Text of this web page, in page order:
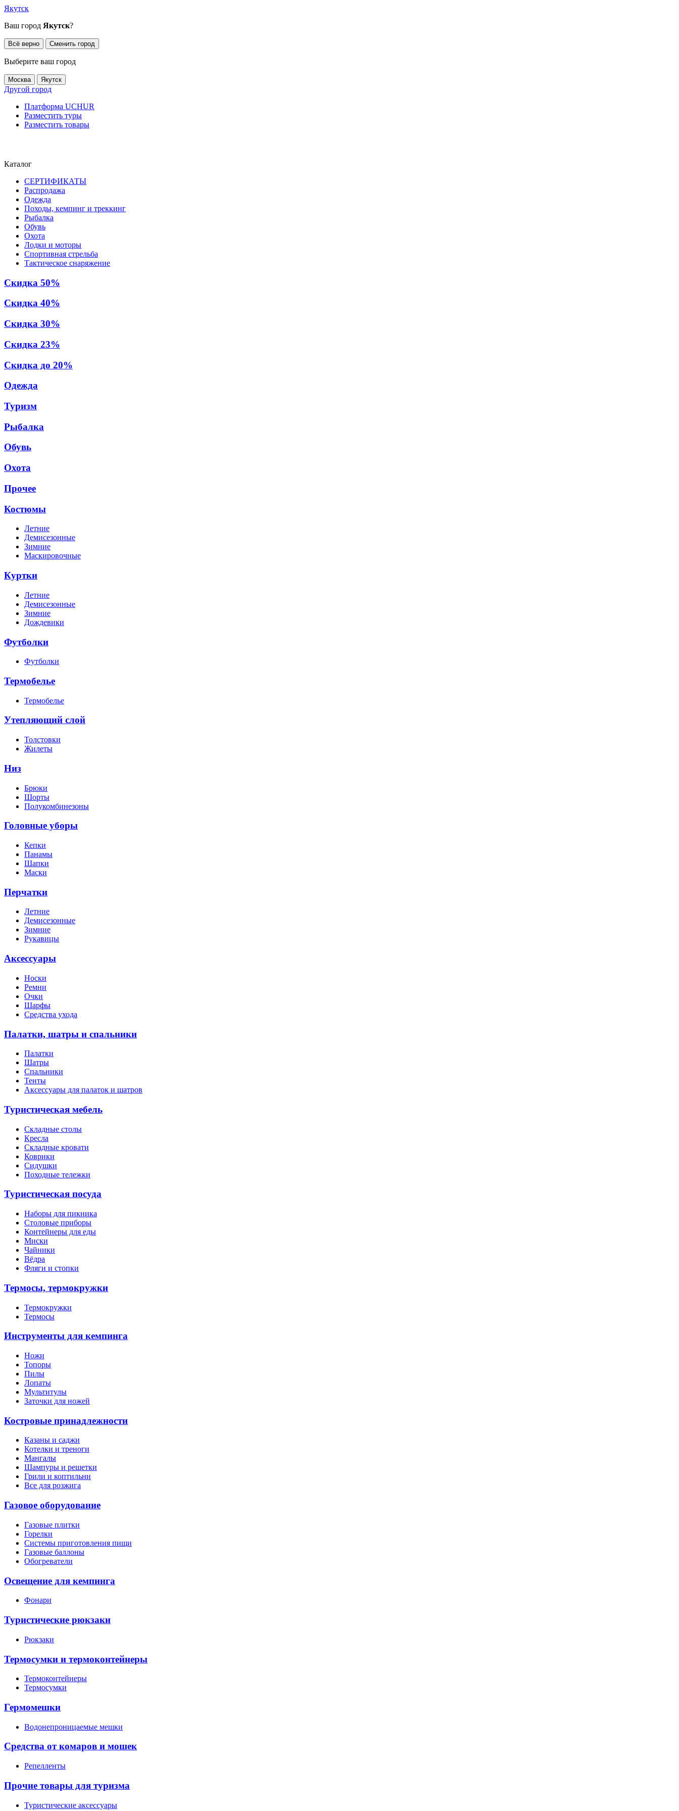
Якутск
Ваш город Якутск?
Всё верно Сменить город
Выберите ваш город
Москва Якутск
Другой город
Платформа UCHUR
Разместить туры
Разместить товары
Каталог
СЕРТИФИКАТЫ
Распродажа
Одежда
Походы, кемпинг и треккинг
Рыбалка
Обувь
Охота
Лодки и моторы
Спортивная стрельба
Тактическое снаряжение
Скидка 50%
Скидка 40%
Скидка 30%
Скидка 23%
Скидка до 20%
Одежда
Туризм
Рыбалка
Обувь
Охота
Прочее
Костюмы
Летние
Демисезонные
Зимние
Маскировочные
Куртки
Летние
Демисезонные
Зимние
Дождевики
Футболки
Футболки
Термобелье
Термобелье
Утепляющий слой
Толстовки
Жилеты
Низ
Брюки
Шорты
Полукомбинезоны
Головные уборы
Кепки
Панамы
Шапки
Маски
Перчатки
Летние
Демисезонные
Зимние
Рукавицы
Аксессуары
Носки
Ремни
Очки
Шарфы
Средства ухода
Палатки, шатры и спальники
Палатки
Шатры
Спальники
Тенты
Аксессуары для палаток и шатров
Туристическая мебель
Складные столы
Кресла
Складные кровати
Коврики
Сидушки
Походные тележки
Туристическая посуда
Наборы для пикника
Столовые приборы
Контейнеры для еды
Миски
Чайники
Вёдра
Фляги и стопки
Термосы, термокружки
Термокружки
Термосы
Инструменты для кемпинга
Ножи
Топоры
Пилы
Лопаты
Мультитулы
Заточки для ножей
Костровые принадлежности
Казаны и саджи
Котелки и треноги
Мангалы
Шампуры и решетки
Грили и коптильни
Все для розжига
Газовое оборудование
Газовые плитки
Горелки
Системы приготовления пищи
Газовые баллоны
Обогреватели
Освещение для кемпинга
Фонари
Туристические рюкзаки
Рюкзаки
Термосумки и термоконтейнеры
Термоконтейнеры
Термосумки
Гермомешки
Водонепроницаемые мешки
Средства от комаров и мошек
Репелленты
Прочие товары для туризма
Туристические аксессуары